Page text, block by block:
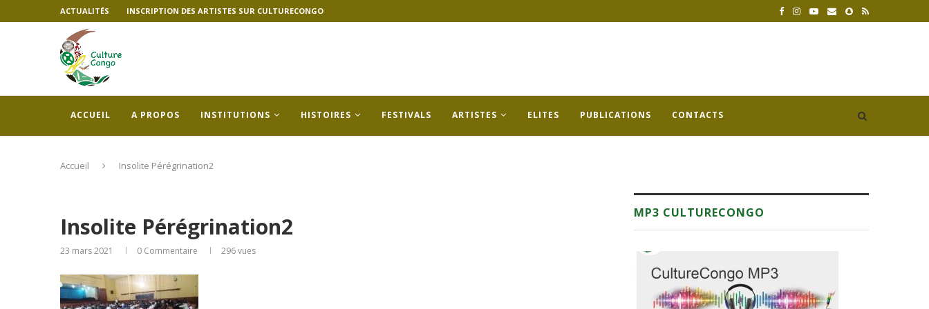
ACTUALITÉS INSCRIPTION DES ARTISTES SUR CULTURECONGO
ACCUEIL A PROPOS INSTITUTIONS HISTOIRES FESTIVALS ARTISTES ELITES PUBLICATIONS CONTACTS
Accueil Insolite Pérégrination2
Insolite Pérégrination2
23 mars 2021 0 Commentaire 296vues
MP3 CULTURECONGO